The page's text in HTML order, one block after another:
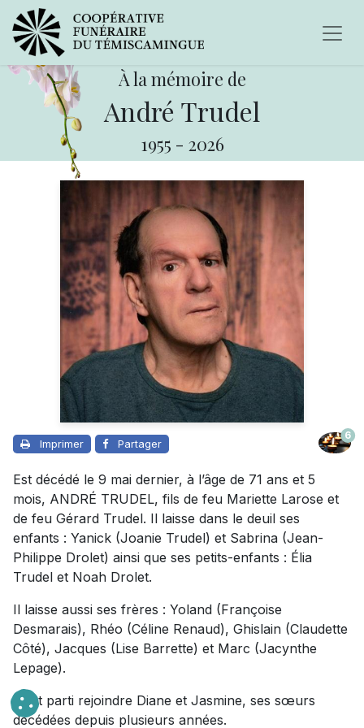
À la mémoire de
André Trudel
1955 - 2026
Imprimer Partager
6
Est décédé le 9 mai dernier, à l’âge de 71 ans et 5
mois, ANDRÉ TRUDEL, fils de feu Mariette Larose et
de feu Gérard Trudel. Il laisse dans le deuil ses
enfants : Yanick (Joanie Trudel) et Sabrina (Jean-
Philippe Drolet) ainsi que ses petits-enfants : Élia
Trudel et Noah Drolet.
Il laisse aussi ses frères : Yoland (Françoise
Desmarais), Rhéo (Céline Renaud), Ghislain (Claudette
Côté), Jacques (Lise Barrette) et Marc (Jacynthe
Lepage).
Il est parti rejoindre Diane et Jasmine, ses sœurs
décédées depuis plusieurs années.